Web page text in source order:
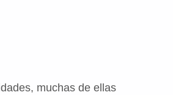
muchas de ellas